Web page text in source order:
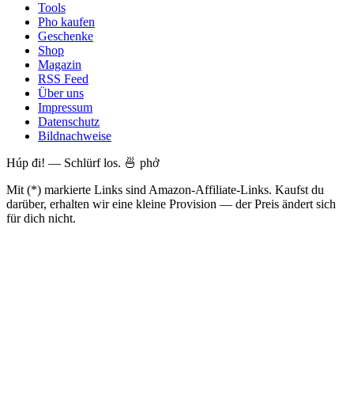
Tools
Pho kaufen
Geschenke
Shop
Magazin
RSS Feed
Über uns
Impressum
Datenschutz
Bildnachweise
Húp đi! — Schlürf los. 🍜 phở
Mit (*) markierte Links sind Amazon-Affiliate-Links. Kaufst du
darüber, erhalten wir eine kleine Provision — der Preis ändert sich
für dich nicht.